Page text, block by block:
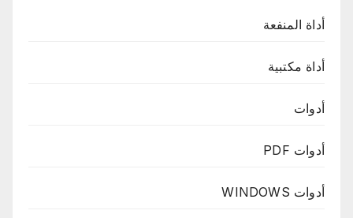
أداة المنفعة
أداة مكتبية
أدوات
أدوات PDF
أدوات WINDOWS